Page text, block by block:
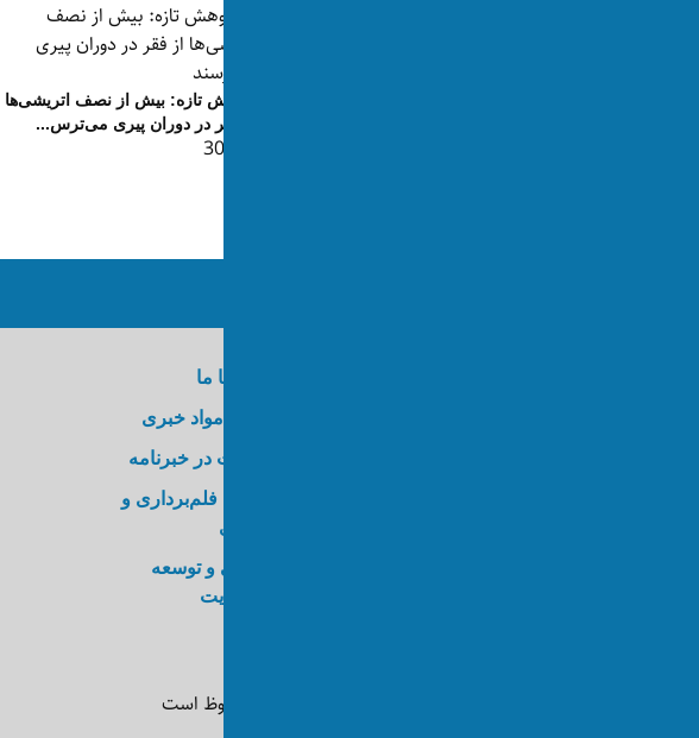
پژوهش تازه: بیش از نصف اتریشی‌ها
از فقر در دوران پیری می‌ترس...
تماس با ما
ارسال مواد خبری
عضویت در خبرنامه
خدمات فلم‌برداری و
عکاسی
طراحی و توسعه
ویب‌سایت
تمام حقوق به شبکه تلویزیونی اکسوس محفوظ است